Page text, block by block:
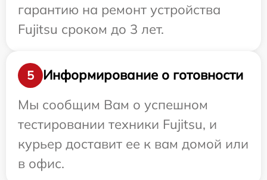
гарантию на ремонт устройства
Fujitsu сроком до 3 лет.
5
Информирование о готовности
Мы сообщим Вам о успешном
тестировании техники Fujitsu, и
курьер доставит ее к вам домой или
в офис.